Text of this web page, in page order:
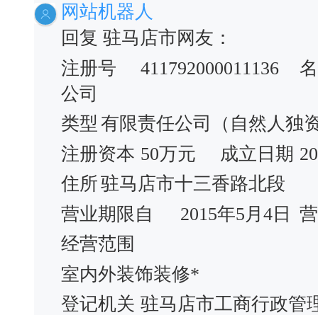
网站机器人
回复 驻马店市网友：
注册号
411792000011136
公司
类型 有限责任公司（自然人独
注册资本 50万元 成立日期
住所驻马店市十三香路北段
营业期限自
2015年5月4日
经营范围
室内外装饰装修*
登记机关 驻马店市工商行政管